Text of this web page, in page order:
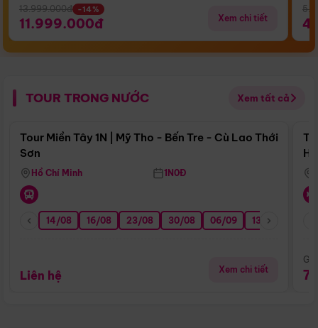
13.999.000đ -14%
11.999.000đ Xem chi tiết
TOUR TRONG NƯỚC Xem tất cả
Điểm nổi bật
Tour Miền Tây 1N | Mỹ Tho - Bến Tre - Cù Lao Thới
Sơn
Hồ Chí Minh 1N0Đ
14/08 16/08 23/08 30/08 06/09 13/09
Liên hệ Xem chi tiết